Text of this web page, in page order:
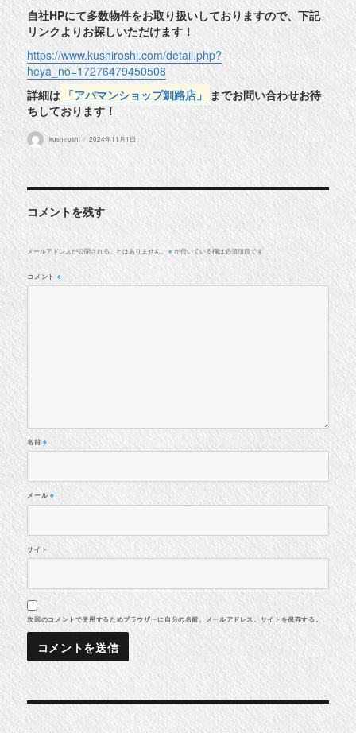
自社HPにて多数物件をお取り扱いしておりますので、下記
リンクよりお探しいただけます！
https://www.kushiroshi.com/detail.php?
heya_no=17276479450508
詳細は 「アパマンショップ釧路店」
までお問い合わせお待
ちしております！
投
kushiroshi
投
2024年11月1日
コメントを残す
メールアドレスが公開されることはありません。 ※ が付いている欄は必須項目です
コメント ※
名前※
メール ※
サイト
次回のコメントで使用するためブラウザーに自分の名前、メールアドレス、サイトを保存する。